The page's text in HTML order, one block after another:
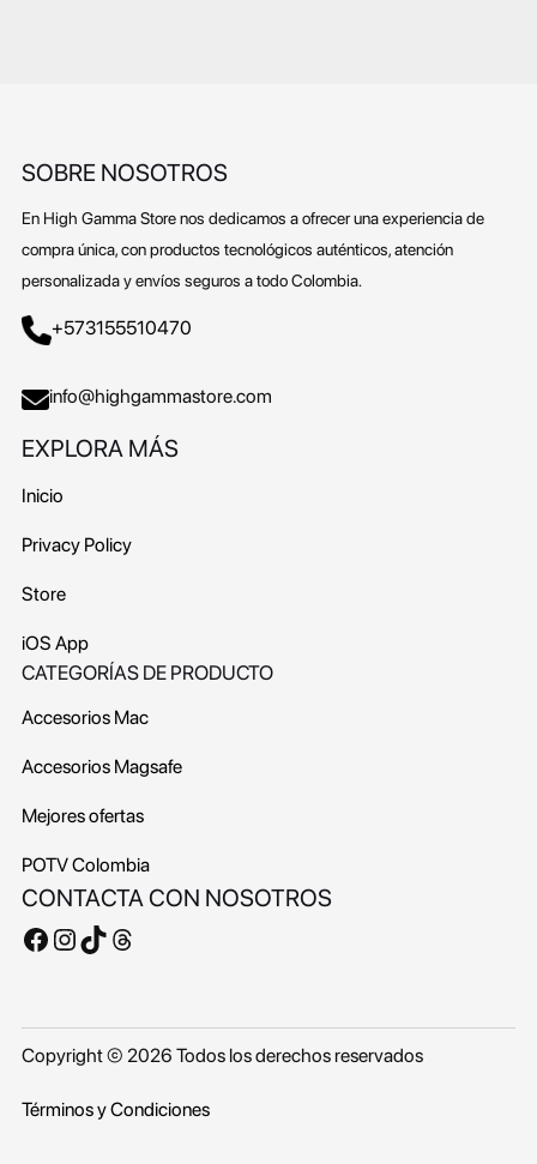
SOBRE NOSOTROS
En High Gamma Store nos dedicamos a ofrecer una experiencia de
compra única, con productos tecnológicos auténticos, atención
personalizada y envíos seguros a todo Colombia.
+573155510470
info@highgammastore.com
EXPLORA MÁS
Inicio
Privacy Policy
Store
iOS App
CATEGORÍAS DE PRODUCTO
Accesorios Mac
Accesorios Magsafe
Mejores ofertas
POTVColombia
CONTACTA CON NOSOTROS
Facebook Instagram TikTok Threads
Copyright © 2026 Todos los derechos reservados
Términos y Condiciones